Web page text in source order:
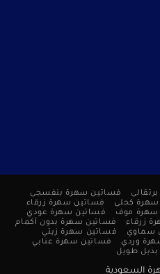
فساتين سهرة بنفسجى
كحلى
فساتين سهرة زرقاء
سهرة موف
فساتين سهرة عودي
زرقاء
فساتين سهرة بدون أكمام
سماوي
فساتين سهرة زيتي
وردي
فساتين سهرة عنابي
طويل
السعودية